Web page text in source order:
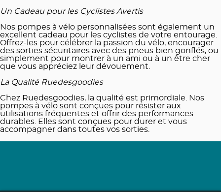
Un Cadeau pour les Cyclistes Avertis
Nos pompes à vélo personnalisées sont également un
excellent cadeau pour les cyclistes de votre entourage.
Offrez-les pour célébrer la passion du vélo, encourager
des sorties sécuritaires avec des pneus bien gonflés, ou
simplement pour montrer à un ami ou à un être cher
que vous appréciez leur dévouement.
La Qualité Ruedesgoodies
Chez Ruedesgoodies, la qualité est primordiale. Nos
pompes à vélo sont conçues pour résister aux
utilisations fréquentes et offrir des performances
durables. Elles sont conçues pour durer et vous
accompagner dans toutes vos sorties.